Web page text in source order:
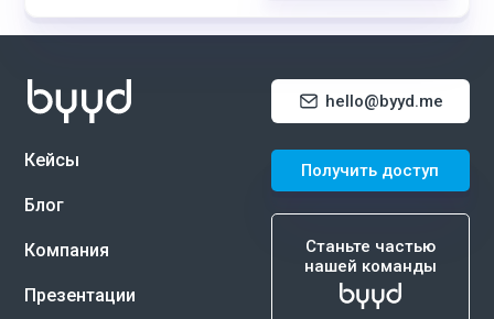
Кейсы
Блог
Компания
Презентации
hello@byyd.me
Получить доступ
Станьте частью
нашей команды